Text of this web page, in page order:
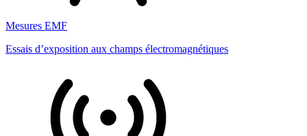
Mesures EMF
Essais d’exposition aux champs électromagnétiques